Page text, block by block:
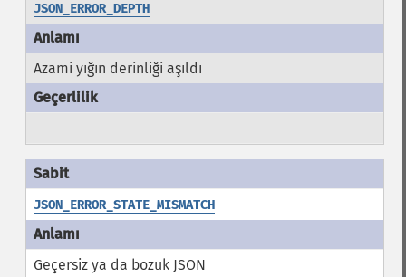
JSON_ERROR_DEPTH
Azami yığın derinliği aşıldı
JSON_ERROR_STATE_MISMATCH
Geçersiz ya da bozuk JSON